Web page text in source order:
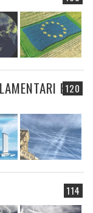
120
E
114